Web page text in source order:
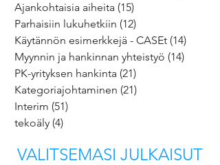
Ajankohtaisia aiheita (15)
Parhaisiin lukuhetkiin (12)
Käytännön esimerkkejä - CASEt (14)
Myynnin ja hankinnan yhteistyö (14)
PK-yrityksen hankinta (21)
Kategoriajohtaminen (21)
Interim (51)
tekoäly (4)
VALITSEMASI JULKAISUT